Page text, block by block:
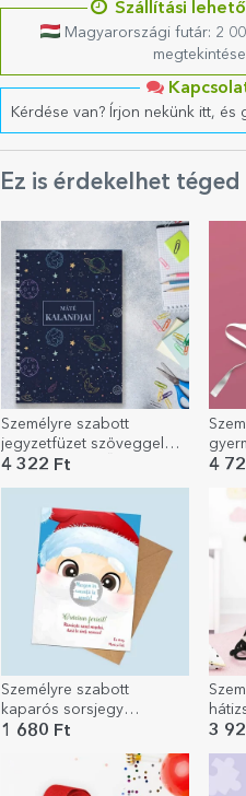
Szállítási
Magyarországi futár: 2
megtekintése
Kérdése van? Írjon nekünk itt, és
Ez is érdekelhet téged
Személyre szabott
jegyzetfüzet szöveggel
gyerekeknek - Űr
4 322 Ft
HO
4
Személyre szabott
kaparós sorsjegy
szöveggel - Boldog
1 680 Ft 3